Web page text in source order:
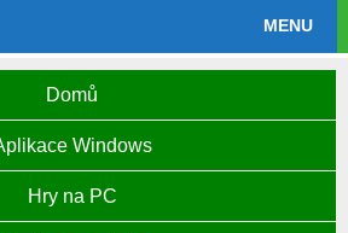
MENU
Domů
Windows
Hry na PC